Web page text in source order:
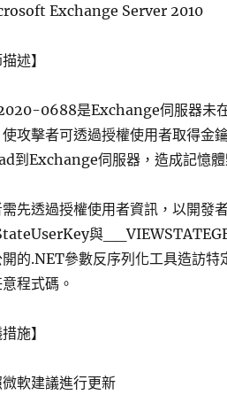
Exchange Server 2010
述】
0688是Exchange伺服器未
攻擊者可透過授權使用者取得金
到Exchange伺服器，造成記憶
先透過授權使用者資訊，以開發
與
的.NET參數反序列化工具造訪特
程式碼。
施】
軟建議進行更新